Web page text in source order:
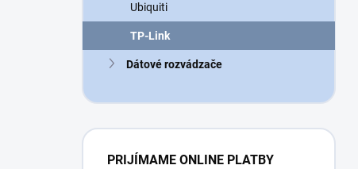
Ubiquiti
TP-Link
Dátové rozvádzače
PRIJÍMAME ONLINE PLATBY